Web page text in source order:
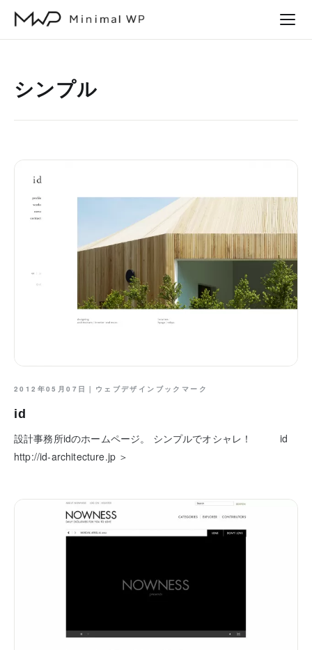
シンプル
2012年05月07日｜ ウェブデザインブックマーク
id
設計事務所idのホームページ。 シンプルでオシャレ！ id
http://id-architecture.jp ＞